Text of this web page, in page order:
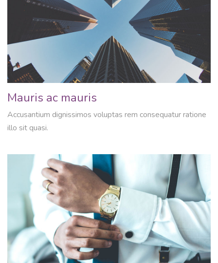
Mauris ac mauris
Accusantium dignissimos voluptas rem consequatur ratione
illo sit quasi.